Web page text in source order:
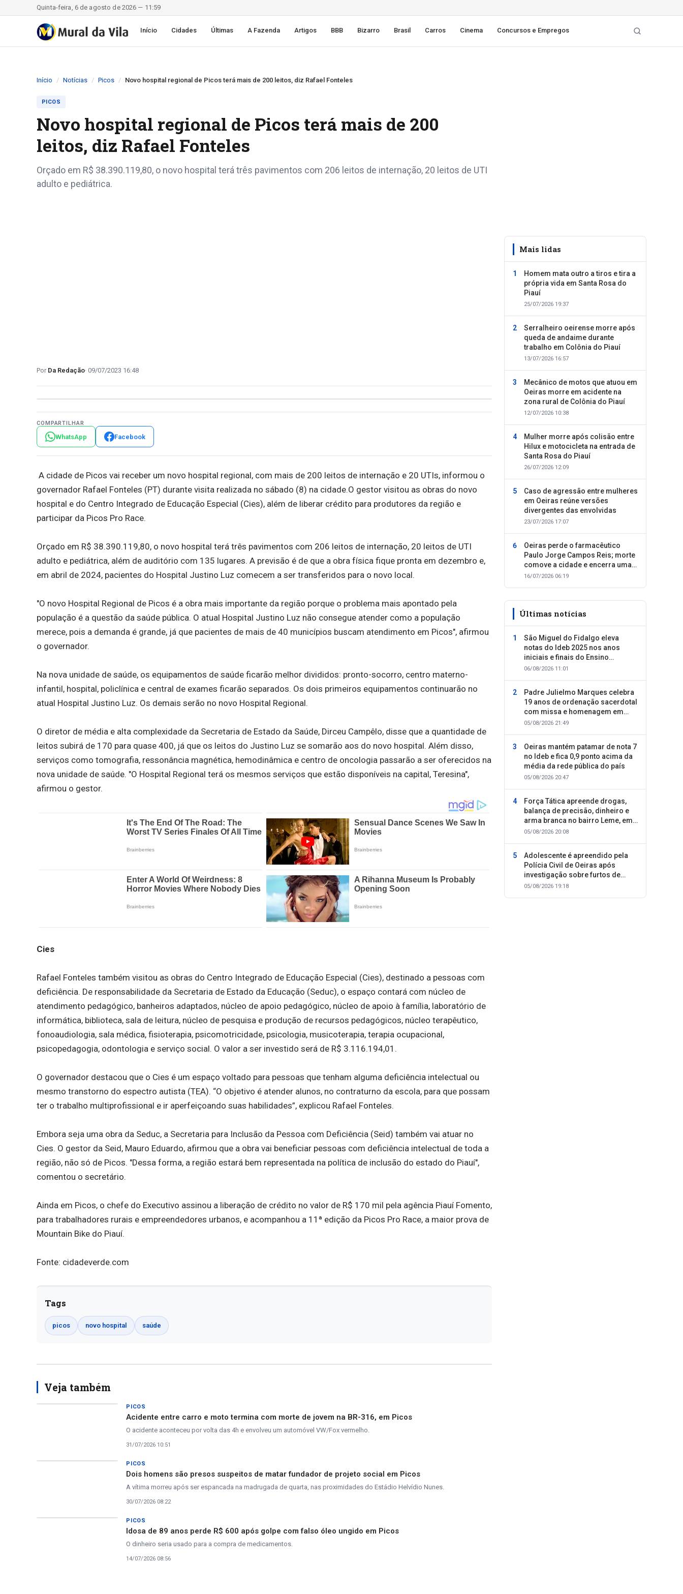
Quinta-feira, 6 de agosto de 2026 — 11:59
Início Cidades Últimas A Fazenda Artigos BBB Bizarro Brasil Carros Cinema Concursos e Empregos
Início Notícias Picos Novo hospital regional de Picos terá mais de 200 leitos, diz Rafael Fonteles
PICOS
Novo hospital regional de Picos terá mais de 200
leitos, diz Rafael Fonteles
Orçado em R$ 38.390.119,80, o novo hospital terá três pavimentos com 206 leitos de internação, 20 leitos de UTI
adulto e pediátrica.
Da Redação 09/07/2023 16:48
COMPARTILHAR
WhatsApp Facebook
A cidade de Picos vai receber um novo hospital regional, com mais de 200 leitos de internação e 20 UTIs, informou o
governador Rafael Fonteles (PT) durante visita realizada no sábado (8) na cidade.O gestor visitou as obras do novo
hospital e do Centro Integrado de Educação Especial (Cies), além de liberar crédito para produtores da região e
participar da Picos Pro Race.
Orçado em R$ 38.390.119,80, o novo hospital terá três pavimentos com 206 leitos de internação, 20 leitos de UTI
adulto e pediátrica, além de auditório com 135 lugares. A previsão é de que a obra física fique pronta em dezembro e,
em abril de 2024, pacientes do Hospital Justino Luz comecem a ser transferidos para o novo local.
"O novo Hospital Regional de Picos é a obra mais importante da região porque o problema mais apontado pela
população é a questão da saúde pública. O atual Hospital Justino Luz não consegue atender como a população
merece, pois a demanda é grande, já que pacientes de mais de 40 municípios buscam atendimento em Picos", afirmou
o governador.
Na nova unidade de saúde, os equipamentos de saúde ficarão melhor divididos: pronto-socorro, centro materno-
infantil, hospital, policlínica e central de exames ficarão separados. Os dois primeiros equipamentos continuarão no
atual Hospital Justino Luz. Os demais serão no novo Hospital Regional.
O diretor de média e alta complexidade da Secretaria de Estado da Saúde, Dirceu Campêlo, disse que a quantidade de
leitos subirá de 170 para quase 400, já que os leitos do Justino Luz se somarão aos do novo hospital. Além disso,
serviços como tomografia, ressonância magnética, hemodinâmica e centro de oncologia passarão a ser oferecidos na
nova unidade de saúde. "O Hospital Regional terá os mesmos serviços que estão disponíveis na capital, Teresina",
afirmou o gestor.
Cies
Rafael Fonteles também visitou as obras do Centro Integrado de Educação Especial (Cies), destinado a pessoas com
deficiência. De responsabilidade da Secretaria de Estado da Educação (Seduc), o espaço contará com núcleo de
atendimento pedagógico, banheiros adaptados, núcleo de apoio pedagógico, núcleo de apoio à família, laboratório de
informática, biblioteca, sala de leitura, núcleo de pesquisa e produção de recursos pedagógicos, núcleo terapêutico,
fonoaudiologia, sala médica, fisioterapia, psicomotricidade, psicologia, musicoterapia, terapia ocupacional,
psicopedagogia, odontologia e serviço social. O valor a ser investido será de R$ 3.116.194,01.
O governador destacou que o Cies é um espaço voltado para pessoas que tenham alguma deficiência intelectual ou
mesmo transtorno do espectro autista (TEA). “O objetivo é atender alunos, no contraturno da escola, para que possam
ter o trabalho multiprofissional e ir aperfeiçoando suas habilidades”, explicou Rafael Fonteles.
Embora seja uma obra da Seduc, a Secretaria para Inclusão da Pessoa com Deficiência (Seid) também vai atuar no
Cies. O gestor da Seid, Mauro Eduardo, afirmou que a obra vai beneficiar pessoas com deficiência intelectual de toda a
região, não só de Picos. "Dessa forma, a região estará bem representada na política de inclusão do estado do Piauí",
comentou o secretário.
Ainda em Picos, o chefe do Executivo assinou a liberação de crédito no valor de R$ 170 mil pela agência Piauí Fomento,
para trabalhadores rurais e empreendedores urbanos, e acompanhou a 11ª edição da Picos Pro Race, a maior prova de
Mountain Bike do Piauí.
Fonte: cidadeverde.com
Tags
picos novo hospital saúde
Veja também
PICOS
Acidente entre carro e moto termina com morte de jovem na BR-316, em Picos
O acidente aconteceu por volta das 4h e envolveu um automóvel VW/Fox vermelho.
31/07/2026 10:51
PICOS
Dois homens são presos suspeitos de matar fundador de projeto social em Picos
A vítima morreu após ser espancada na madrugada de quarta, nas proximidades do Estádio Helvídio Nunes.
30/07/2026 08:22
PICOS
Idosa de 89 anos perde R$ 600 após golpe com falso óleo ungido em Picos
O dinheiro seria usado para a compra de medicamentos.
14/07/2026 08:56
Mais lidas
Homem mata outro a tiros e tira a
própria vida em Santa Rosa do
Piauí
25/07/2026 19:37
Serralheiro oeirense morre após
queda de andaime durante
trabalho em Colônia do Piauí
13/07/2026 16:57
Mecânico de motos que atuou em
Oeiras morre em acidente na
zona rural de Colônia do Piauí
12/07/2026 10:38
Mulher morre após colisão entre
Hilux e motocicleta na entrada de
Santa Rosa do Piauí
26/07/2026 12:09
Caso de agressão entre mulheres
em Oeiras reúne versões
divergentes das envolvidas
23/07/2026 17:07
Oeiras perde o farmacêutico
Paulo Jorge Campos Reis; morte
comove a cidade e encerra uma
trajetória dedicada ao cuidado
16/07/2026 06:19
Últimas notícias
São Miguel do Fidalgo eleva
notas do Ideb 2025 nos anos
iniciais e finais do Ensino
Fundamental
06/08/2026 11:01
Padre Julielmo Marques celebra
19 anos de ordenação sacerdotal
com missa e homenagem em
Colônia do Piauí
05/08/2026 21:49
Oeiras mantém patamar de nota 7
no Ideb e fica 0,9 ponto acima da
média da rede pública do país
05/08/2026 20:47
Força Tática apreende drogas,
balança de precisão, dinheiro e
arma branca no bairro Leme, em
Oeiras
05/08/2026 20:08
Adolescente é apreendido pela
Polícia Civil de Oeiras após
investigação sobre furtos de
motocicletas
05/08/2026 19:18